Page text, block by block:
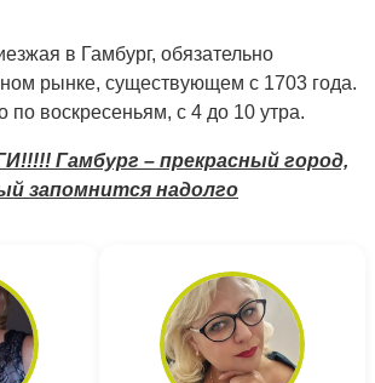
в Гамбург, обязательно
рынке, существующем с 1703 года.
по воскресеньям, с 4 до 10 утра.
Гамбург – прекрасный город,
запомнится надолго